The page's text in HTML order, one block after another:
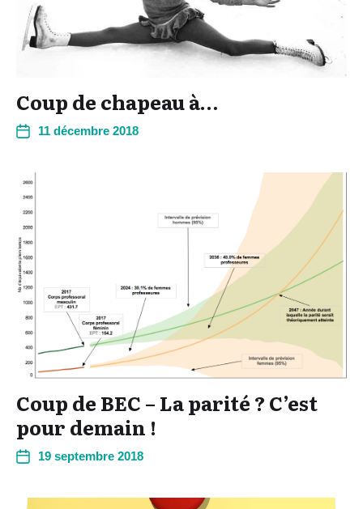
Coup de chapeau à…
11 décembre 2018
Coup de BEC – La parité ? C’est
pour demain !
19 septembre 2018